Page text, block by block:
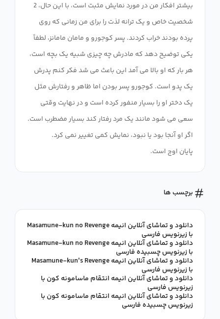
بیشتر افکار من در مورد نمایش مثبت است، با این حال، 2
شخصیت خاص و یک ترانه لذت را برای من زمانی که روی
پرده بودند خراب کردند. پسر کوجورو و مامان مامانز، لطفاً
یکی توضیح دهد که مادرش چه چیزی شبیه یک بچه است،
هر بار که او بالا می آمد این باعث می شد فکر کنم پدرش
یک پدو است. کوجورو پسر بودن اما ظاهر و رفتارش مثل
یک دختر او را بسیار منفور کرده است و در نهایت وقتی
سعی می شود مانند یک مرد رفتار کند بسیار مضطرب است.
پایان اوج است.
برچسب ها
دانلود و تماشای آنلاین انیمه Masamune-kun no Revenge
با زیرنویس فارسی
دانلود و تماشای آنلاین انیمه Masamune-kun no Revenge
با زیرنویس چسبیده فارسی
دانلود و تماشای آنلاین انیمه Masamune-kun's Revenge
با زیرنویس فارسی
دانلود و تماشای آنلاین انیمه انتقام ماسامونه کون با
زیرنویس فارسی
دانلود و تماشای آنلاین انیمه انتقام ماسامونه کون با
زیرنویس چسبیده فارسی